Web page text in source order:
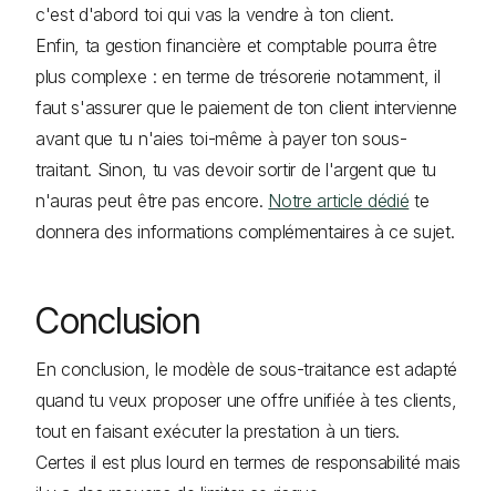
c'est d'abord toi qui vas la vendre à ton client.
Enfin, ta gestion financière et comptable pourra être
plus complexe : en terme de trésorerie notamment, il
faut s'assurer que le paiement de ton client intervienne
avant que tu n'aies toi-même à payer ton sous-
traitant. Sinon, tu vas devoir sortir de l'argent que tu
n'auras peut être pas encore. Notre article dédié te
donnera des informations complémentaires à ce sujet.
Conclusion
En conclusion, le modèle de sous-traitance est adapté
quand tu veux proposer une offre unifiée à tes clients,
tout en faisant exécuter la prestation à un tiers.
Certes il est plus lourd en termes de responsabilité mais